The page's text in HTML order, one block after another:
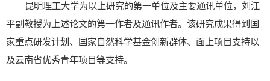
昆明理工大学为以上研究的第一单位及主要通讯单位，刘江
平副教授为上述论文的第一作者及通讯作者。该研究成果得到国
家重点研发计划、国家自然科学基金创新群体、面上项目支持以
及云南省优秀青年项目等支持。